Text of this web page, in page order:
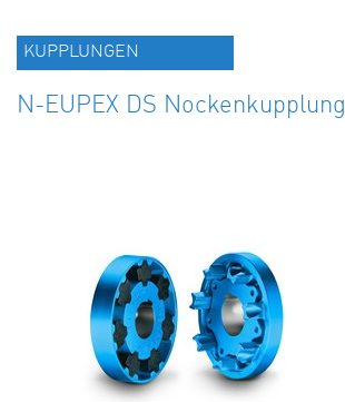
KUPPLUNGEN
N-EUPEX DS Nockenkupplung